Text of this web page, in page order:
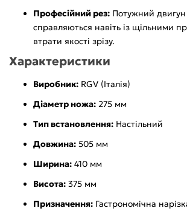
Професійний рез: Потужний двигун
справляються навіть із щільними
втрати якості зрізу.
Характеристики
Виробник: RGV (Італія)
Діаметр ножа: 275 мм
Тип встановлення: Настільний
Довжина: 505 мм
Ширина: 410 мм
Висота: 375 мм
Призначення: Гастрономічна